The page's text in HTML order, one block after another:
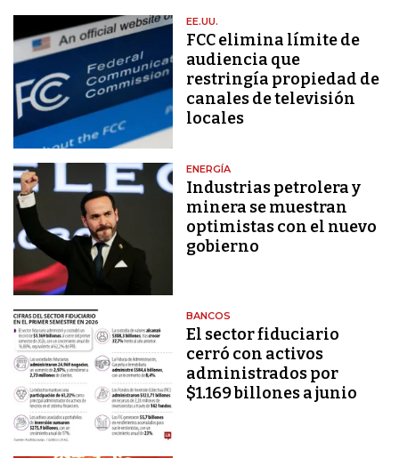
EE.UU.
FCC elimina límite de
audiencia que
restringía propiedad de
canales de televisión
locales
ENERGÍA
Industrias petrolera y
minera se muestran
optimistas con el nuevo
gobierno
BANCOS
El sector fiduciario
cerró con activos
administrados por
$1.169 billones a junio